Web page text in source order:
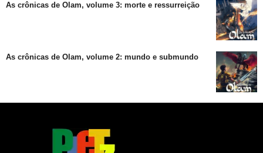
As crônicas de Olam, volume 3: morte e ressurreição
As crônicas de Olam, volume 2: mundo e submundo